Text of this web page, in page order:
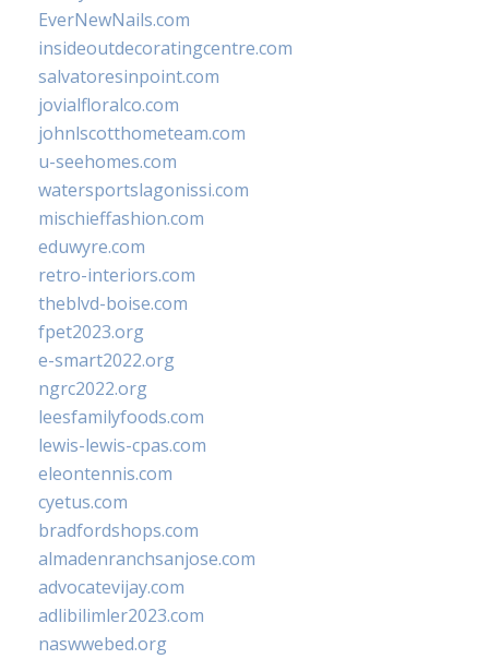
EverNewNails.com
insideoutdecoratingcentre.com
salvatoresinpoint.com
jovialfloralco.com
johnlscotthometeam.com
u-seehomes.com
watersportslagonissi.com
mischieffashion.com
eduwyre.com
retro-interiors.com
theblvd-boise.com
fpet2023.org
e-smart2022.org
ngrc2022.org
leesfamilyfoods.com
lewis-lewis-cpas.com
eleontennis.com
cyetus.com
bradfordshops.com
almadenranchsanjose.com
advocatevijay.com
adlibilimler2023.com
naswwebed.org